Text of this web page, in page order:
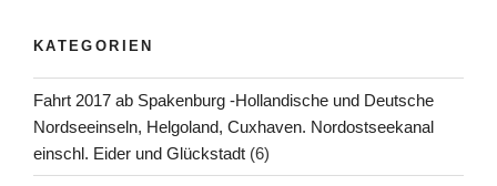
KATEGORIEN
Fahrt 2017 ab Spakenburg -Hollandische und Deutsche
Nordseeinseln, Helgoland, Cuxhaven. Nordostseekanal
einschl. Eider und Glückstadt (6)